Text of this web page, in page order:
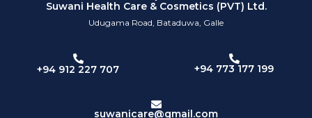
Suwani Health Care & Cosmetics (PVT) Ltd.
Udugama Road, Bataduwa, Galle
+94 912 227 707 +94 773 177 199
suwanicare@gmail.com